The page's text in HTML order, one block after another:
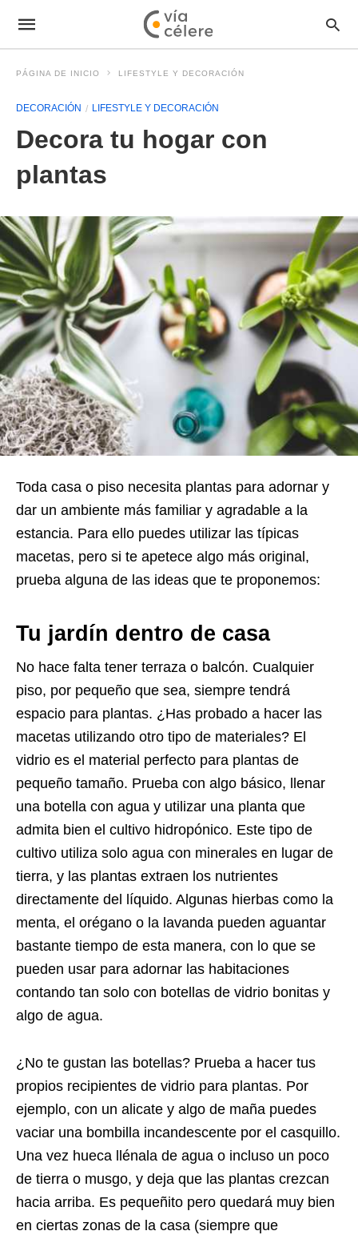
PÁGINA DE INICIO LIFESTYLE Y DECORACIÓN
DECORACIÓN LIFESTYLE Y DECORACIÓN
Decora tu hogar con
plantas
Toda casa o piso necesita plantas para adornar y
dar un ambiente más familiar y agradable a la
estancia. Para ello puedes utilizar las típicas
macetas, pero si te apetece algo más original,
prueba alguna de las ideas que te proponemos:
Tu jardín dentro de casa
No hace falta tener terraza o balcón. Cualquier
piso, por pequeño que sea, siempre tendrá
espacio para plantas. ¿Has probado a hacer las
macetas utilizando otro tipo de materiales? El
vidrio es el material perfecto para plantas de
pequeño tamaño. Prueba con algo básico, llenar
una botella con agua y utilizar una planta que
admita bien el cultivo hidropónico. Este tipo de
cultivo utiliza solo agua con minerales en lugar de
tierra, y las plantas extraen los nutrientes
directamente del líquido. Algunas hierbas como la
menta, el orégano o la lavanda pueden aguantar
bastante tiempo de esta manera, con lo que se
pueden usar para adornar las habitaciones
contando tan solo con botellas de vidrio bonitas y
algo de agua.
¿No te gustan las botellas? Prueba a hacer tus
propios recipientes de vidrio para plantas. Por
ejemplo, con un alicate y algo de maña puedes
vaciar una bombilla incandescente por el casquillo.
Una vez hueca llénala de agua o incluso un poco
de tierra o musgo, y deja que las plantas crezcan
hacia arriba. Es pequeñito pero quedará muy bien
en ciertas zonas de la casa (siempre que